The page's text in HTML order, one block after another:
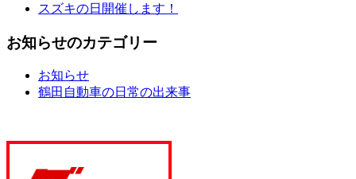
スズキの日開催します！
お知らせのカテゴリー
お知らせ
鶴田自動車の日常の出来事